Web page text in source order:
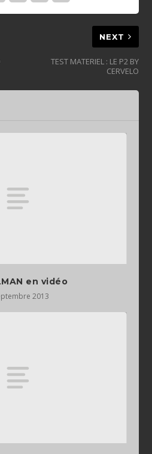
NEXT
TEST MATERIEL : LE P2 BY
CERVELO
en vidéo
2013